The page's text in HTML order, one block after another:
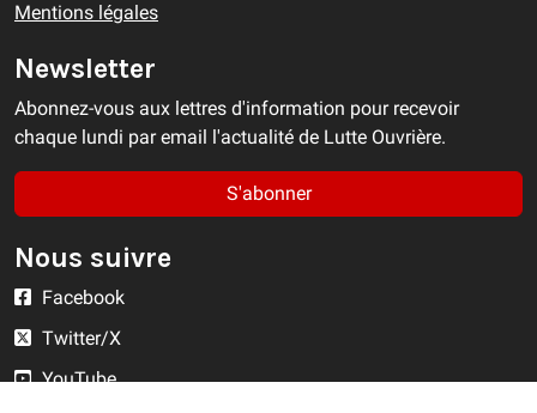
Mentions légales
Newsletter
Abonnez-vous aux lettres d'information pour recevoir
chaque lundi par email l'actualité de Lutte Ouvrière.
S'abonner
Nous suivre
Facebook
Twitter/X
YouTube